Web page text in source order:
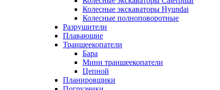
Колесные экскаваторы Hyundai
Колесные полноповоротные
Разрушители
Плавающие
Траншеекопатели
Бара
Мини траншеекопатели
Цепной
Планировщики